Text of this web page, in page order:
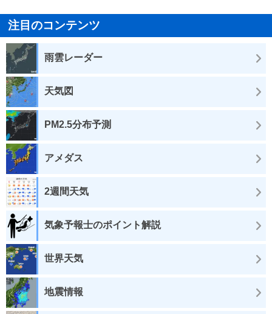
注目のコンテンツ
雨雲レーダー
天気図
PM2.5分布予測
アメダス
2週間天気
気象予報士のポイント解説
世界天気
地震情報